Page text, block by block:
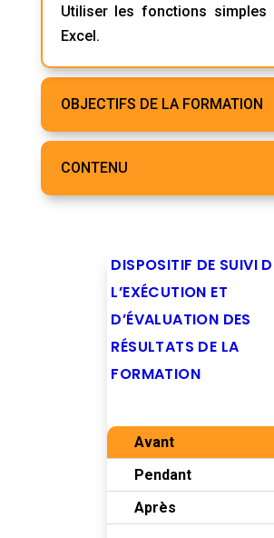
Utiliser les fonctions simples
Excel.
OBJECTIFS DE LA FORMATION
CONTENU
DISPOSITIF DE SUIVI
L’EXÉCUTION ET
D’ÉVALUATION DES
RÉSULTATS DE LA
FORMATION
Avant
Pendant
Après